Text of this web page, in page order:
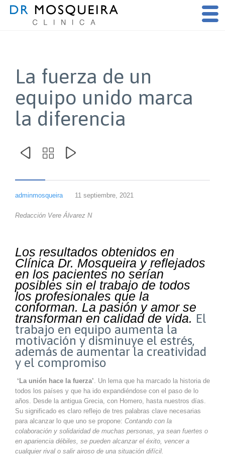
La fuerza de un
equipo unido marca
la diferencia
  
adminmosqueira 11 septiembre, 2021
Redacción Vere Álvarez N
Los resultados obtenidos en
Clínica Dr. Mosqueira y reflejados
en los pacientes no serían
posibles sin el trabajo de todos
los profesionales que la
conforman. La pasión y amor se
transforman en calidad de vida. El
trabajo en equipo aumenta la
motivación y disminuye el estrés,
además de aumentar la creatividad
y el compromiso
‘La unión hace la fuerza’ . Un lema que ha marcado la historia de
todos los países y que ha ido expandiéndose con el paso de lo
años. Desde la antigua Grecia, con Homero, hasta nuestros días.
Su significado es claro reflejo de tres palabras clave necesarias
para alcanzar lo que uno se propone: Contando con la
colaboración y solidaridad de muchas personas, ya sean fuertes o
en apariencia débiles, se pueden alcanzar el éxito, vencer a
cualquier rival o salir airoso de una situación difícil.